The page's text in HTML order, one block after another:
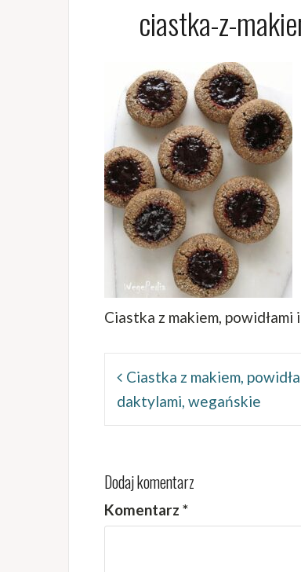
ciastka-z-
Ciastka z makiem,
wpisuCiastka z makiem,
daktylami, wegańskie
Dodaj komentarz
Komentarz *